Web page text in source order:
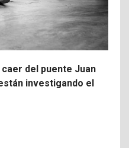
del puente Juan
investigando el